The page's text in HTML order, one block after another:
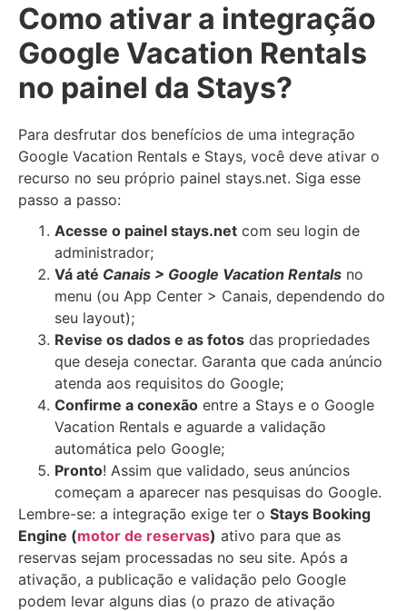
Como ativar a integração
Google Vacation Rentals
no painel da Stays?
Para desfrutar dos benefícios de uma integração
Google Vacation Rentals e Stays, você deve ativar o
recurso no seu próprio painel stays.net. Siga esse
passo a passo:
Acesse o painel stays.net com seu login de
administrador;
Vá até Canais > Google Vacation Rentals no
menu (ou App Center > Canais, dependendo do
seu layout);
Revise os dados e as fotos das propriedades
que deseja conectar. Garanta que cada anúncio
atenda aos requisitos do Google;
Confirme a conexão entre a Stays e o Google
Vacation Rentals e aguarde a validação
automática pelo Google;
Pronto! Assim que validado, seus anúncios
começam a aparecer nas pesquisas do Google.
Lembre-se: a integração exige ter o Stays Booking
Engine (motor de reservas) ativo para que as
reservas sejam processadas no seu site. Após a
ativação, a publicação e validação pelo Google
podem levar alguns dias (o prazo de ativação